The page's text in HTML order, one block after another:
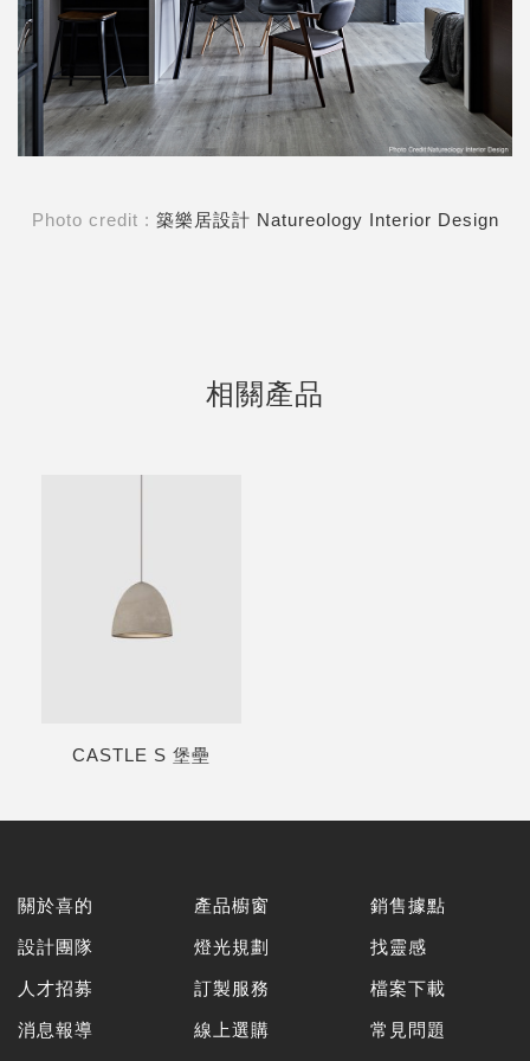
Photo credit : 築樂居設計 Natureology Interior Design
相關產品
CASTLE S 堡壘
關於喜的
設計團隊
人才招募
消息報導
產品櫥窗
燈光規劃
訂製服務
線上選購
銷售據點
找靈感
檔案下載
常見問題